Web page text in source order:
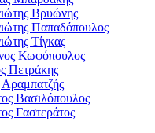
Βρυώνης
Παπαδόπουλος
Τίγκας
Κωφόπουλος
Πετράκης
Βασιλόπουλος
Γαστεράτος